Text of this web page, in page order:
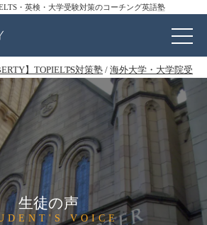
・英検・大学受験対策のコーチング英語塾
】TOPIELTS対策塾 / 海外大学・大学院受験
生徒の声
VOICE